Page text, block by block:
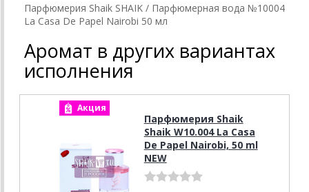
Парфюмерия Shaik SHAIK / Парфюмерная вода №10004
La Casa De Papel Nairobi 50 мл
Аромат в других вариантах
исполнения
Акция
Парфюмерия Shaik
Shaik W10.004 La Casa
De Papel Nairobi, 50 ml
NEW